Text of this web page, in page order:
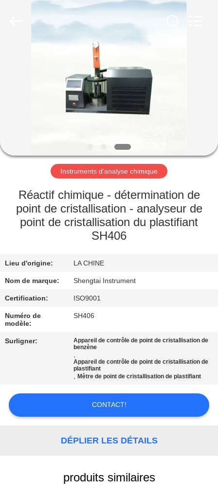
PRODUITS
DE
NOUS
VISITE
D'USINE
QUALITÉ
CONTACTEZ-
NOUS
DEMANDEZ
PLAN
Instruments d'analyse chimique
Réactif chimique - détermination de
point de cristallisation - analyseur de
point de cristallisation du plastifiant
SH406
Lieu d'origine: LA CHINE
Nom de marque: Shengtai Instrument
Certification: ISO9001
Numéro de
modèle:
SH406
Surligner:
Appareil de contrôle de point de cristallisation de
benzène
,
Appareil de contrôle de point de cristallisation de
plastifiant
,Mètre de point de cristallisation de plastifiant
CONTACT!
DÉPLIER LES DÉTAILS
produits similaires